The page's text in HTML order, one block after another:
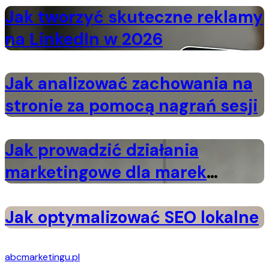
Jak tworzyć skuteczne reklamy
na LinkedIn w 2026
Jak analizować zachowania na
stronie za pomocą nagrań sesji
Jak prowadzić działania
marketingowe dla marek
Jak optymalizować SEO lokalne
abcmarketingu.pl